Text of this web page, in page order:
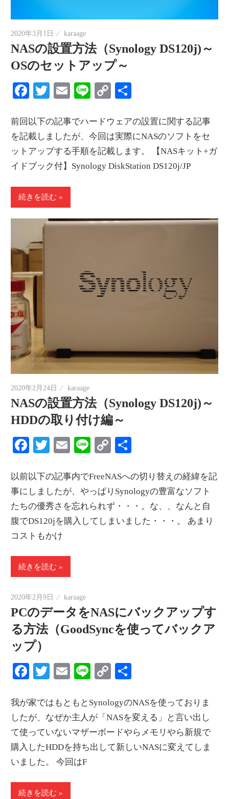
2020年3月1日 karaage
NASの設置方法（Synology DS120j)～
OSのセットアップ～
Facebook
Twitter
EmailLineCopy
前回以下の記事でハードウェアの設置に関する記事
を記載しましたが、今回は実際にNASのソフトをセ
ットアップする手順を記載します。 【NASキット+ガ
イドブック付】Synology DiskStation DS120j/JP
続きを読む
2020年2月24日 karaage
NASの設置方法（Synology DS120j)～
HDDの取り付け編～
Facebook
Twitter
EmailLineCopy
以前以下の記事内でFreeNASへの切り替えの経緯を記
事にしましたが、やっぱりSynologyの豊富なソフト
たちの優秀さを忘れられず・・・。な、、なんと自
腹でDS120jを購入してしまいました・・・。 あまり
コストもかけ
続きを読む
2020年2月9日 karaage
PCのデータをNASにバックアップす
る方法（GoodSyncを使ってバックア
ップ）
Facebook
Twitter
EmailLineCopy
我が家ではもともとSynologyのNASを使っておりま
したが、なぜか主人が「NASを変える」と言い出し
て使っていないマザーボードやらメモリやら新規で
購入したHDDを持ち出して新しいNASに変えてしま
いました。 今回はF
続きを読む